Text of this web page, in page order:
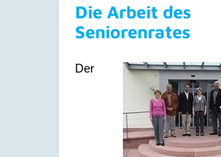
Die Arbeit des
Seniorenrates
Der